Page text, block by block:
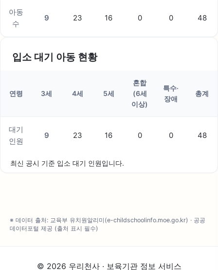
아동
수
9 23 16 0 0 48
입소 대기 아동 현황
연령 3세 4세 5세
혼합
(6세
이상)
특수·
장애
총계
대기
인원
9 23 16 0 0 48
최신 공시 기준 입소 대기 인원입니다.
※ 데이터 출처: 교육부 유치원알리미(e-childschoolinfo.moe.go.kr) · 공공
데이터포털 제공 (출처 표시 필수)
© 2026 우리천사 · 보육기관 정보 서비스